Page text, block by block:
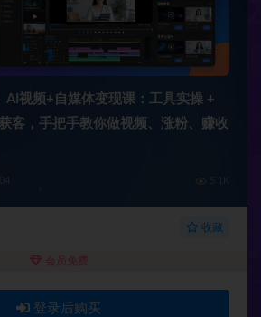
视频+自媒体变现课：工具实操 +
客，手把手教你做视频、涨粉、赚收
收藏
会员免费
登录后购买